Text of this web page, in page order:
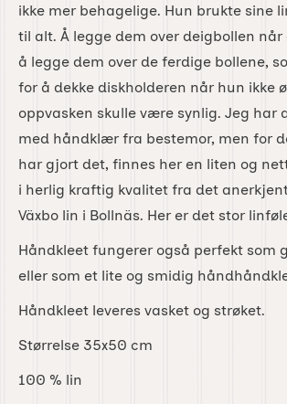
ikke mer behagelige. Hun brukte sine
til alt. Å legge dem over deigbollen når
å legge dem over de ferdige bollene,
for å dekke diskholderen når hun ikke
oppvasken skulle være synlig. Jeg har
med håndklær fra bestemor, men for
har gjort det, finnes her en liten og
i herlig kraftig kvalitet fra det
Växbo lin i Bollnäs. Her er det stor
Håndkleet fungerer også perfekt som
eller som et lite og smidig
Håndkleet leveres vasket og strøket.
Størrelse 35x50 cm
100 % lin